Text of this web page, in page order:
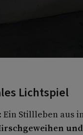
Lichtspiel
Ein Stillleben aus